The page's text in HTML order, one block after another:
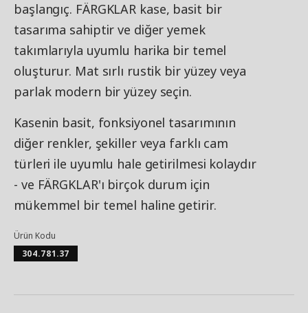
başlangıç. FÄRGKLAR kase, basit bir
tasarıma sahiptir ve diğer yemek
takımlarıyla uyumlu harika bir temel
oluşturur. Mat sırlı rustik bir yüzey veya
parlak modern bir yüzey seçin.
Kasenin basit, fonksiyonel tasarımının
diğer renkler, şekiller veya farklı cam
türleri ile uyumlu hale getirilmesi kolaydır
- ve FÄRGKLAR'ı birçok durum için
mükemmel bir temel haline getirir.
Ürün Kodu
304.781.37